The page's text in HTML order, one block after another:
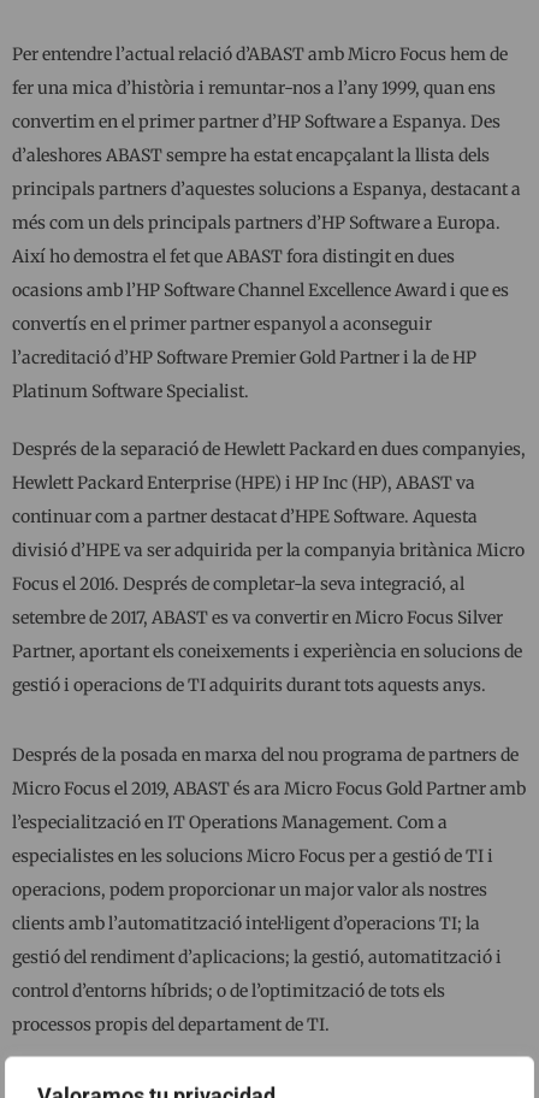
Per entendre l’actual relació d’ABAST amb Micro Focus hem de
fer una mica d’història i remuntar-nos a l’any 1999, quan ens
convertim en el primer partner d’HP Software a Espanya. Des
d’aleshores ABAST sempre ha estat encapçalant la llista dels
principals partners d’aquestes solucions a Espanya, destacant a
més com un dels principals partners d’HP Software a Europa.
Així ho demostra el fet que ABAST fora distingit en dues
ocasions amb l’HP Software Channel Excellence Award i que es
convertís en el primer partner espanyol a aconseguir
l’acreditació d’HP Software Premier Gold Partner i la de HP
Platinum Software Specialist.
Després de la separació de Hewlett Packard en dues companyies,
Hewlett Packard Enterprise (HPE) i HP Inc (HP), ABAST va
continuar com a partner destacat d’HPE Software. Aquesta
divisió d’HPE va ser adquirida per la companyia britànica Micro
Focus el 2016. Després de completar-la seva integració, al
setembre de 2017, ABAST es va convertir en Micro Focus Silver
Partner, aportant els coneixements i experiència en solucions de
gestió i operacions de TI adquirits durant tots aquests anys.
Després de la posada en marxa del nou programa de partners de
Micro Focus el 2019, ABAST és ara Micro Focus Gold Partner amb
l’especialització en IT Operations Management. Com a
especialistes en les solucions Micro Focus per a gestió de TI i
operacions, podem proporcionar un major valor als nostres
clients amb l’automatització intel·ligent d’operacions TI; la
gestió del rendiment d’aplicacions; la gestió, automatització i
control d’entorns híbrids; o de l’optimització de tots els
processos propis del departament de TI.